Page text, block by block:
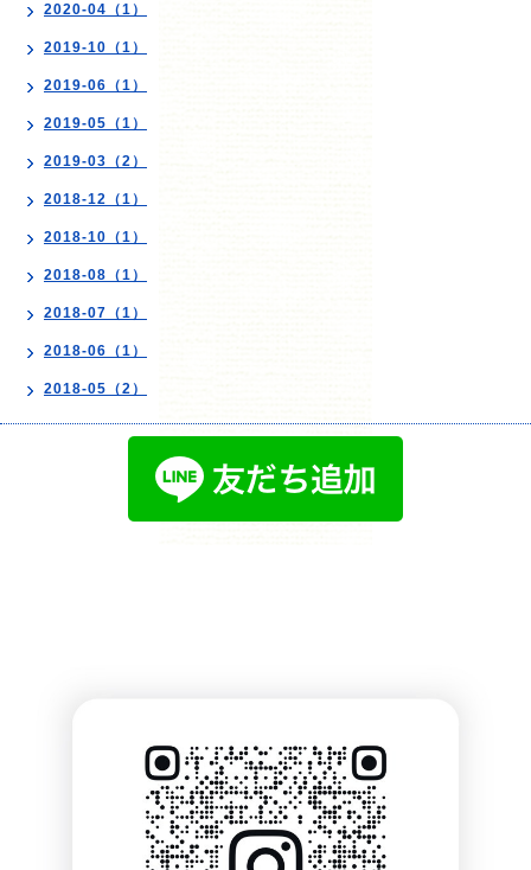
2020-04（1）
2019-10（1）
2019-06（1）
2019-05（1）
2019-03（2）
2018-12（1）
2018-10（1）
2018-08（1）
2018-07（1）
2018-06（1）
2018-05（2）